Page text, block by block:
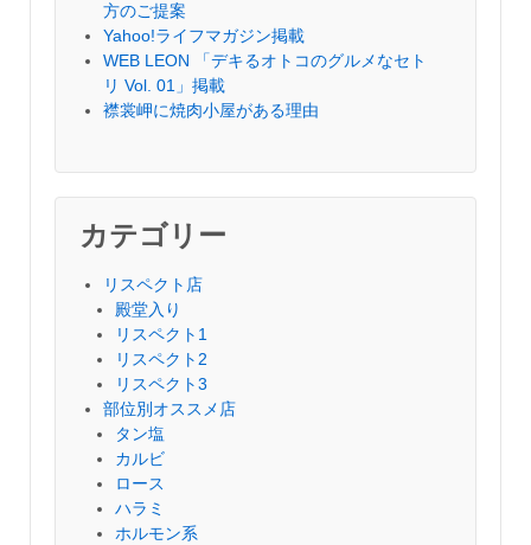
方のご提案
Yahoo!ライフマガジン掲載
WEB LEON 「デキるオトコのグルメなセト
リ Vol. 01」掲載
襟裳岬に焼肉小屋がある理由
カテゴリー
リスペクト店
殿堂入り
リスペクト1
リスペクト2
リスペクト3
部位別オススメ店
タン塩
カルビ
ロース
ハラミ
ホルモン系